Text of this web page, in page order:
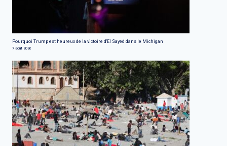
Pourquoi Trump est heureux de la victoire d'El Sayed dans le Michigan
7 août 2026